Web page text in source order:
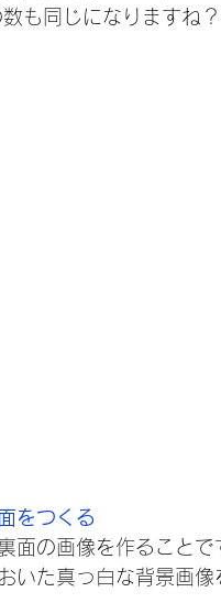
も同じになりますね？
をつくる
面の画像を作ることで
いた真っ白な背景画